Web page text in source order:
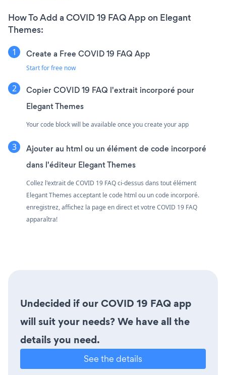
How To Add a COVID 19 FAQ App on Elegant
Themes:
Create a Free COVID 19 FAQ App
Start for free now
Copier COVID 19 FAQ l'extrait incorporé pour
Elegant Themes
Your code block will be available once you create your app
Ajouter au html ou un élément de code incorporé
dans l'éditeur Elegant Themes
Collez l'extrait de COVID 19 FAQ ci-dessus dans tout élément
Elegant Themes acceptant le code html ou un code incorporé.
enregistrez, affichez la page en direct et votre COVID 19 FAQ
apparaîtra!
Undecided if our COVID 19 FAQ app
will suit your needs? We have all the
details you need.
See the details